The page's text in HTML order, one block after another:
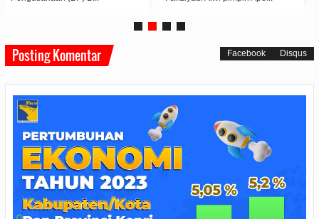
Posting Komentar Facebook Disqus